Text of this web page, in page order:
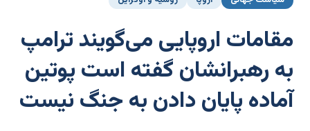
مقامات اروپایی می‌گویند ترامپ
به رهبرانشان گفته است پوتین
آماده پایان دادن به جنگ نیست